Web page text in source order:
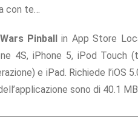
con te…
Pinball
in App Store
4S, iPhone 5, iPod Touch
e iPad. Richiede l’iOS
sono di 40.1